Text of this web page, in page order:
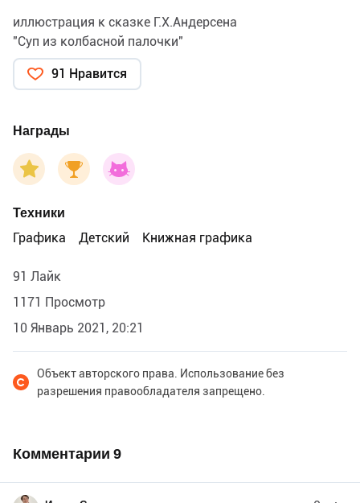
иллюстрация к сказке Г.Х.Андерсена
"Суп из колбасной палочки"
91 Нравится
Награды
Техники
Графика
Детский Книжная графика
91 Лайк
1171 Просмотр
10 Январь 2021, 20:21
Объект авторского права. Использование без
разрешения правообладателя запрещено.
Комментарии 9